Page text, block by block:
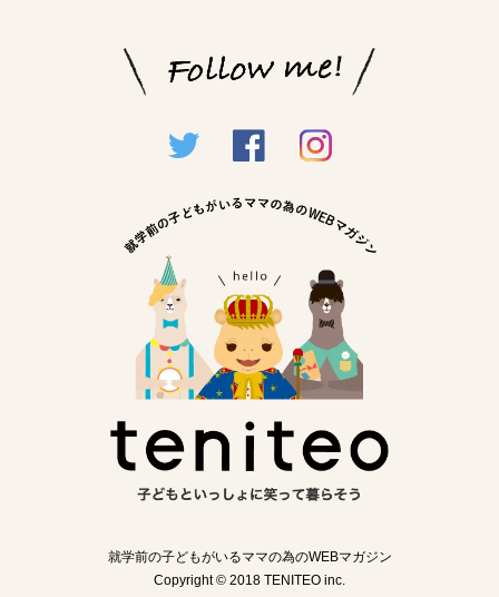
就学前の子どもがいるママの為のWEBマガジン
Copyright © 2018 TENITEO inc.